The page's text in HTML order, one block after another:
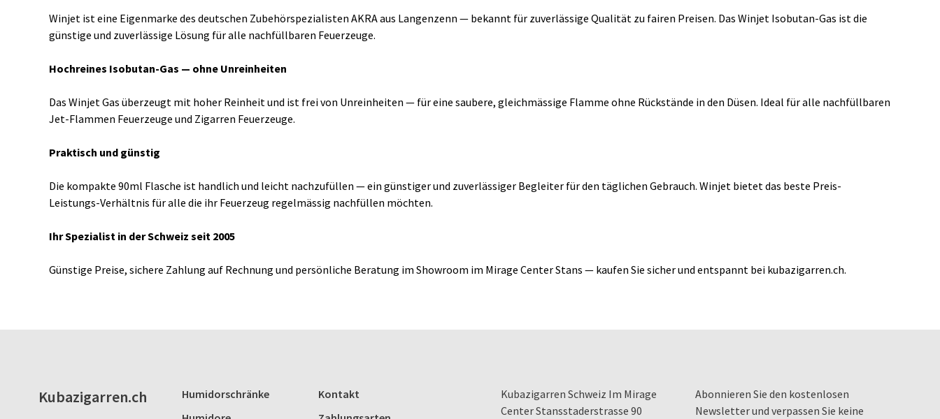
Winjet ist eine Eigenmarke des deutschen Zubehörspezialisten AKRA aus Langenzenn — bekannt für zuverlässige Qualität zu fairen Preisen. Das Winjet Isobutan-Gas ist die
günstige und zuverlässige Lösung für alle nachfüllbaren Feuerzeuge.
Hochreines Isobutan-Gas — ohne Unreinheiten
Das Winjet Gas überzeugt mit hoher Reinheit und ist frei von Unreinheiten — für eine saubere, gleichmässige Flamme ohne Rückstände in den Düsen. Ideal für alle nachfüllbaren
Jet-Flammen Feuerzeuge und Zigarren Feuerzeuge.
Praktisch und günstig
Die kompakte 90ml Flasche ist handlich und leicht nachzufüllen — ein günstiger und zuverlässiger Begleiter für den täglichen Gebrauch. Winjet bietet das beste Preis-
Leistungs-Verhältnis für alle die ihr Feuerzeug regelmässig nachfüllen möchten.
Ihr Spezialist in der Schweiz seit 2005
Günstige Preise, sichere Zahlung auf Rechnung und persönliche Beratung im Showroom im Mirage Center Stans — kaufen Sie sicher und entspannt bei kubazigarren.ch.
Kubazigarren.ch
Humidorschränke
Kontakt
Kubazigarren Schweiz Im Mirage
Center Stansstaderstrasse 90
Abonnieren Sie den kostenlosen
Newsletter und verpassen Sie keine